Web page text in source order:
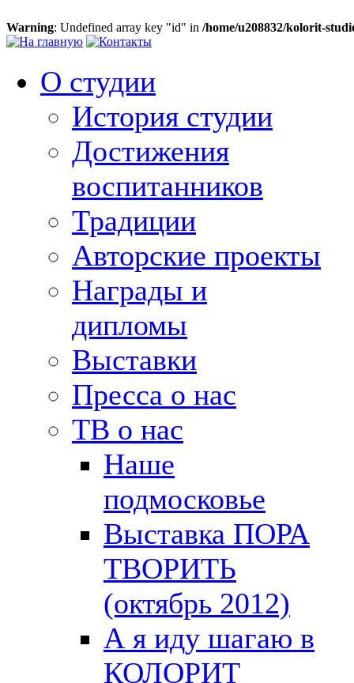
Warning: Undefined array key "id" in /home/u208832/kolorit-
О студии
История студии
Достижения
воспитанников
Традиции
Авторские проекты
Награды и
дипломы
Выставки
Пресса о нас
ТВ о нас
Наше
подмосковье
Выставка ПОРА
ТВОРИТЬ
(октябрь 2012)
А я иду шагаю в
КОЛОРИТ